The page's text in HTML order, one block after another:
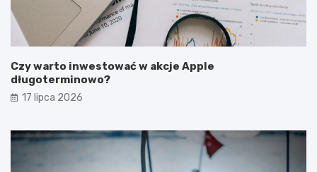
Czy warto inwestować w akcje Apple
długoterminowo?
17 lipca 2026